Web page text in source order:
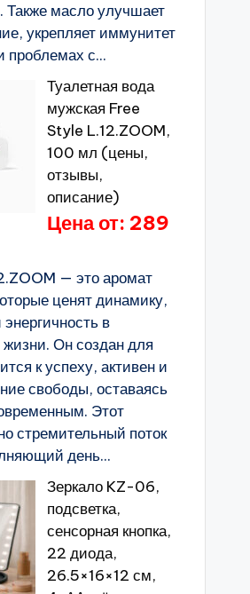
Также масло улучшает
укрепляет иммунитет
проблемах с...
Туалетная вода
мужская Free
Style L.12.ZOOM,
100 мл (цены,
отзывы,
описание)
Цена от: 289
— это аромат
ценят динамику,
в
Он создан для
к успеху, активен и
свободы, оставаясь
Этот
стремительный поток
день...
Зеркало KZ-06,
подсветка,
сенсорная кнопка,
22 диода,
26.5×16×12 см,